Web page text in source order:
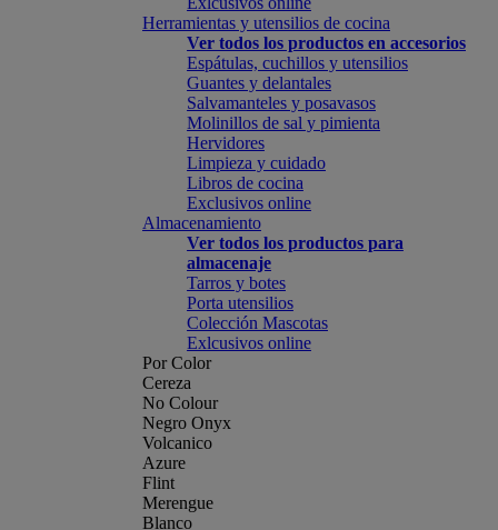
Herramientas y utensilios de cocina
Ver todos los productos en accesorios
Espátulas, cuchillos y utensilios
Guantes y delantales
Salvamanteles y posavasos
Molinillos de sal y pimienta
Hervidores
Limpieza y cuidado
Libros de cocina
Exclusivos online
Almacenamiento
Ver todos los productos para
almacenaje
Tarros y botes
Porta utensilios
Colección Mascotas
Exlcusivos online
Por Color
Cereza
No Colour
Negro Onyx
Volcanico
Azure
Flint
Merengue
Blanco